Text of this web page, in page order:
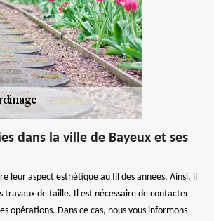
dans la ville de Bayeux et ses
leur aspect esthétique au fil des années. Ainsi, il
travaux de taille. Il est nécessaire de contacter
opérations. Dans ce cas, nous vous informons